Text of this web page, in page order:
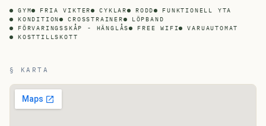
GYM FRIA VIKTER CYKLAR RODD
FUNKTIONELL YTA
KONDITION
CROSSTRAINER
LÖPBAND
FÖRVARINGSSKÅP - HÄNGLÅS
FREE WIFI
VARUAUTOMAT
KOSTTILLSKOTT
§ KARTA